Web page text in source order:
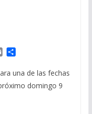
E
a
i
l
C
m
p
a
una de las fechas
domingo 9